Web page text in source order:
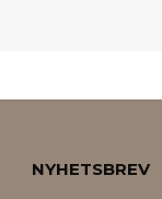
NYHETSBREV